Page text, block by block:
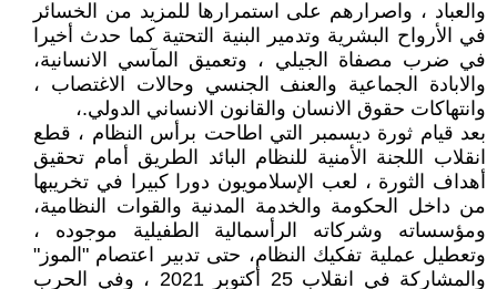
والعباد ، واصرارهم على استمرارها للمزيد من الخسائر
في الأرواح البشرية وتدمير البنية التحتية كما حدث أخيرا
في ضرب مصفاة الجيلي ، وتعميق المآسي الانسانية،
والابادة الجماعية والعنف الجنسي وحالات الاغتصاب ،
وانتهاكات حقوق الانسان والقانون الانساني الدولي.،
بعد قيام ثورة ديسمبر التي اطاحت برأس النظام ، قطع
انقلاب اللجنة الأمنية للنظام البائد الطريق أمام تحقيق
أهداف الثورة ، لعب الإسلامويون دورا كبيرا في تخريبها
من داخل الحكومة والخدمة المدنية والقوات النظامية،
ومؤسساته وشركاته الرأسمالية الطفيلية موجوده ،
وتعطيل عملية تفكيك النظام، حتى تدبير اعتصام "الموز"
والمشاركة في انقلاب 25 أكتوبر 2021 ، وفي الحرب